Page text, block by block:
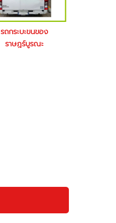
รถกระบะขนของ
ราษฎร์บูรณะ